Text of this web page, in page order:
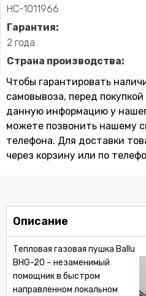
НС-1011966
Гарантия:
2 года
Страна производства:
Чтобы гарантировать
самовывоза, перед
данную информацию у
можете позвонить нашему
телефона. Для доставки
через корзину или по
Описание
Тепловая газовая пушка Ballu
BHG-20 – незаменимый
помощник в быстром
направленном локальном